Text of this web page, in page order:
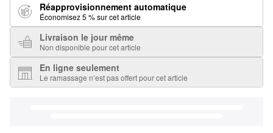
Réapprovisionnement automatique
Économisez 5 % sur cet article
Livraison le jour même
Non disponible pour cet article
En ligne seulement
Le ramassage n’est pas offert pour cet article